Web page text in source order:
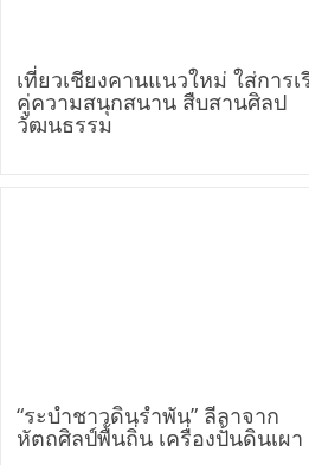
เที่ยวเชียงคานแนวใหม่ ใส่การเ
คู่ความสนุกสนาน สืบสานศิลป
วัฒนธรรม
“ระบำชาวดินรำพัน” ลีลาจาก
หัตถศิลป์พื้นถิ่น เครื่องปั้นดินเผา